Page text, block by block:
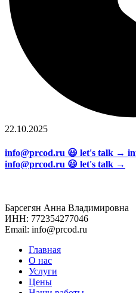
22.10.2025
info@prcod.ru 😃 let's talk →
info@prcod.ru 😃 let's talk →
Барсегян Анна Владимировна
ИНН: 772354277046
Email: info@prcod.ru
Главная
О нас
Услуги
Цены